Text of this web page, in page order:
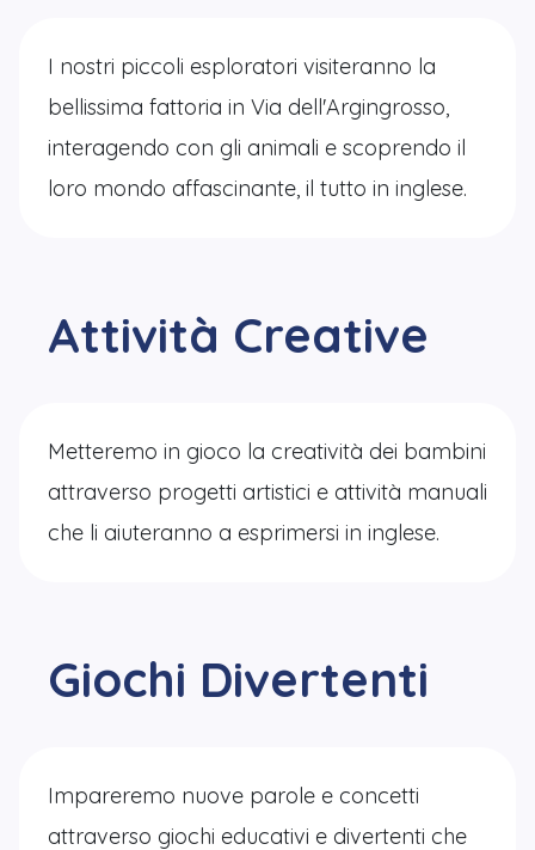
I nostri piccoli esploratori visiteranno la
bellissima fattoria in Via dell'Argingrosso,
interagendo con gli animali e scoprendo il
loro mondo affascinante, il tutto in inglese.
Attività Creative
Metteremo in gioco la creatività dei bambini
attraverso progetti artistici e attività manuali
che li aiuteranno a esprimersi in inglese.
Giochi Divertenti
Impareremo nuove parole e concetti
attraverso giochi educativi e divertenti che